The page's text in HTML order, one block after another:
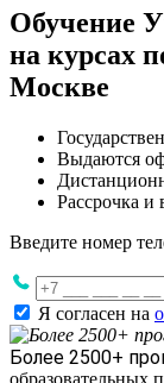
Обучение
на курсах
Москве
Выдаются
Рассрочка и
Введите номер
Я согласен на
Более 2500+
образовательных